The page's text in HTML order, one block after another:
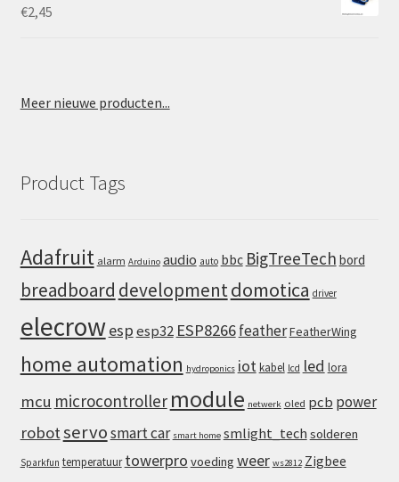
€2,45
Meer nieuwe producten...
Product Tags
Adafruit alarm Arduino audio auto bbc BigTreeTech bord
breadboard developmentdomotica driver
elecrowespesp32 ESP8266featherFeatherWing
home automation hydroponics iot kabel lcd led lora
mcu microcontroller module netwerk oled pcb power
robotservosmart car smart home smlight_tech solderen
Sparkfun temperatuur towerpro voeding weer ws2812 Zigbee